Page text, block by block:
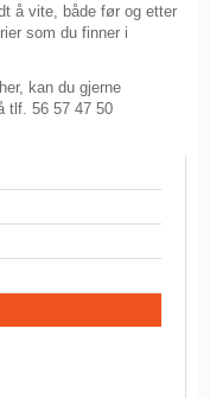
å vite, både før og etter
som du finner i
kan du gjerne
tlf. 56 57 47 50